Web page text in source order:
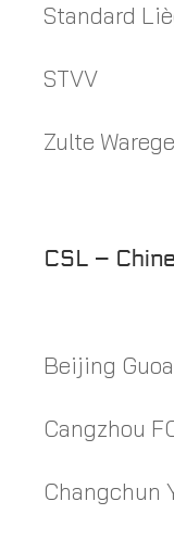
Standard
STVV
Zulte
CSL – Chine
Beijing
Cangzhou
Changchun